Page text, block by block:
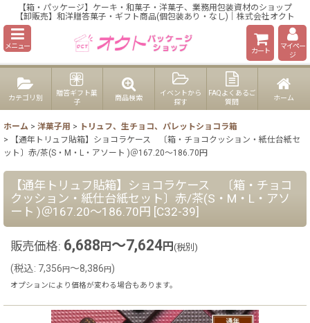
【箱・パッケージ】ケーキ・和菓子・洋菓子、業務用包装資材のショップ
【卸販売】和洋贈答菓子・ギフト商品(個包装あり・なし)｜株式会社オクト
メニュー
カート
マイペー
ジ
カテゴリ別
贈答ギフト菓
子
商品検索
イベントから
探す
FAQよくあるご
質問
ホーム
ホーム > 洋菓子用 >
トリュフ、生チョコ、パレットショコラ箱
>
【通年トリュフ貼箱】ショコラケース 〔箱・チョコクッション・紙仕台紙セ
ット〕赤/茶(S・M・L・アソート )＠167.20〜186.70円
【通年トリュフ貼箱】ショコラケース 〔箱・チョコ
クッション・紙仕台紙セット〕赤/茶(S・M・L・アソ
ート )＠167.20〜186.70円 [C32-39]
販売価格: 6,688 円 ～7,624円 (税別)
(税込: 7,356円～8,386円)
オプションにより価格が変わる場合もあります。